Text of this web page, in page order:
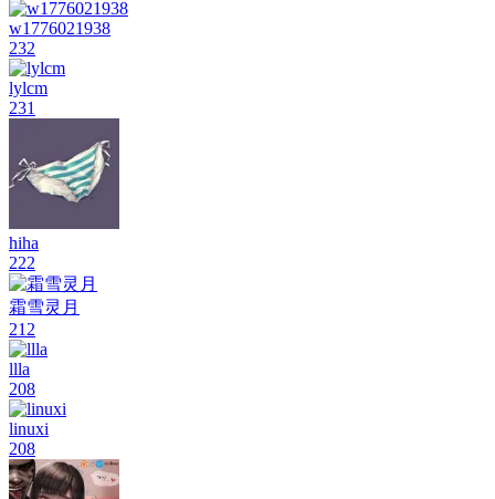
w1776021938
232
lylcm
231
hiha
222
霜雪灵月
212
llla
208
linuxi
208